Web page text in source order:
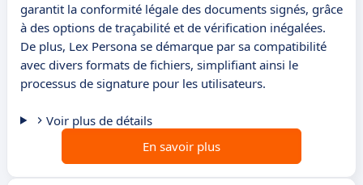
garantit la conformité légale des documents signés, grâce
à des options de traçabilité et de vérification inégalées.
De plus, Lex Persona se démarque par sa compatibilité
avec divers formats de fichiers, simplifiant ainsi le
processus de signature pour les utilisateurs.
Voir plus de détails
En savoir plus